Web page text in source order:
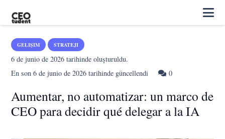
GELIŞIM STRATEJI
6 de junio de 2026 tarihinde oluşturuldu.
En son6 de junio de 2026 tarihinde güncellendi 0
Aumentar, no automatizar: un marco de
CEO para decidir qué delegar a la IA